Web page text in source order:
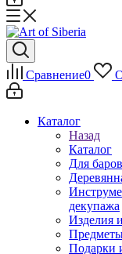
Сравнение0
Каталог
Назад
Каталог
Для
декупажа
Изделия
Подарки